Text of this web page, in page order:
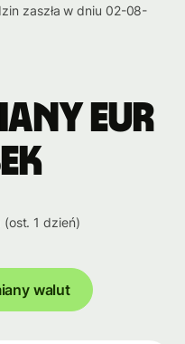
zaszła w dniu 02-08-
EUR
(ost. 1 dzień)
walut